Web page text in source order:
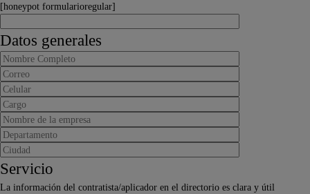
[honeypot formularioregular]
Datos generales
Servicio
La información del contratista/aplicador en el directorio es clara y útil